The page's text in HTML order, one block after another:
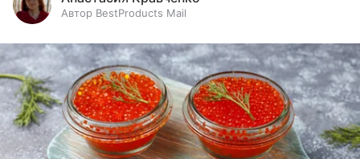
Автор BestProducts Mail